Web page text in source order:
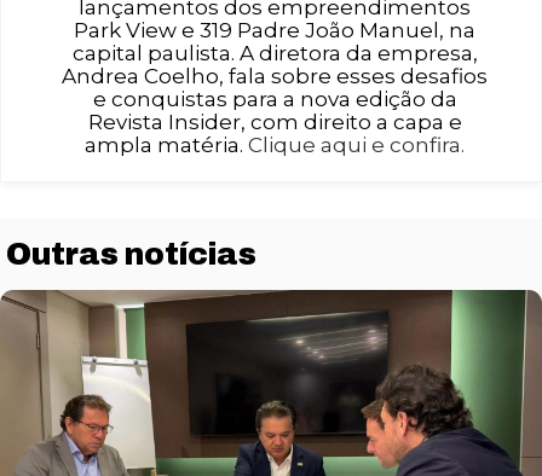
lançamentos dos empreendimentos
Park View e 319 Padre João Manuel, na
capital paulista. A diretora da empresa,
Andrea Coelho, fala sobre esses desafios
e conquistas para a nova edição da
Revista Insider, com direito a capa e
ampla matéria. Clique aqui e confira.
Outras notícias